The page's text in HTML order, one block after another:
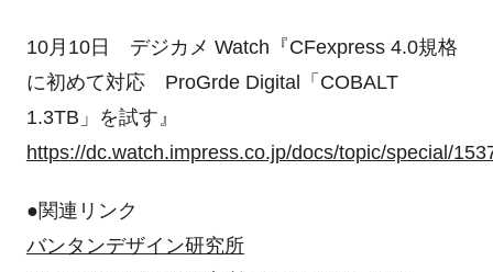
10月10日 デジカメ Watch『CFexpress 4.0規格
に初めて対応 ProGrde Digital「COBALT
1.3TB」を試す』
https://dc.watch.impress.co.jp/docs/topic/special/
●関連リンク
バンタンデザイン研究所